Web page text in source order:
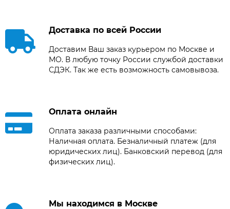
Доставка по всей России
Доставим Ваш заказ курьером по Москве и
МО. В любую точку России службой доставки
СДЭК. Так же есть возможность самовывоза.
Оплата онлайн
Оплата заказа различными способами:
Наличная оплата. Безналичный платеж (для
юридических лиц). Банковский перевод (для
физических лиц).
Мы находимся в Москве